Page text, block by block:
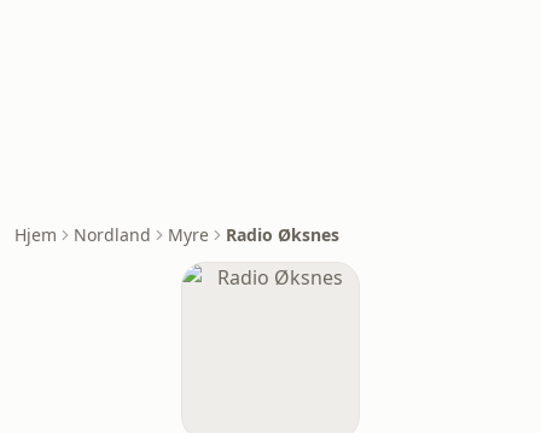
Hjem Nordland Myre Radio Øksnes